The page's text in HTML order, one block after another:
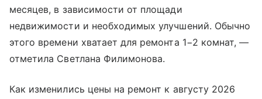
месяцев, в зависимости от площади
недвижимости и необходимых улучшений. Обычно
этого времени хватает для ремонта 1−2 комнат, —
отметила Светлана Филимонова.
Как изменились цены на ремонт к августу 2026